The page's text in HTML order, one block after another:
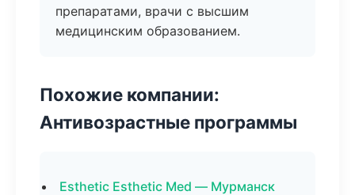
препаратами, врачи с высшим
медицинским образованием.
Похожие компании:
Антивозрастные программы
Esthetic Esthetic Med — Мурманск